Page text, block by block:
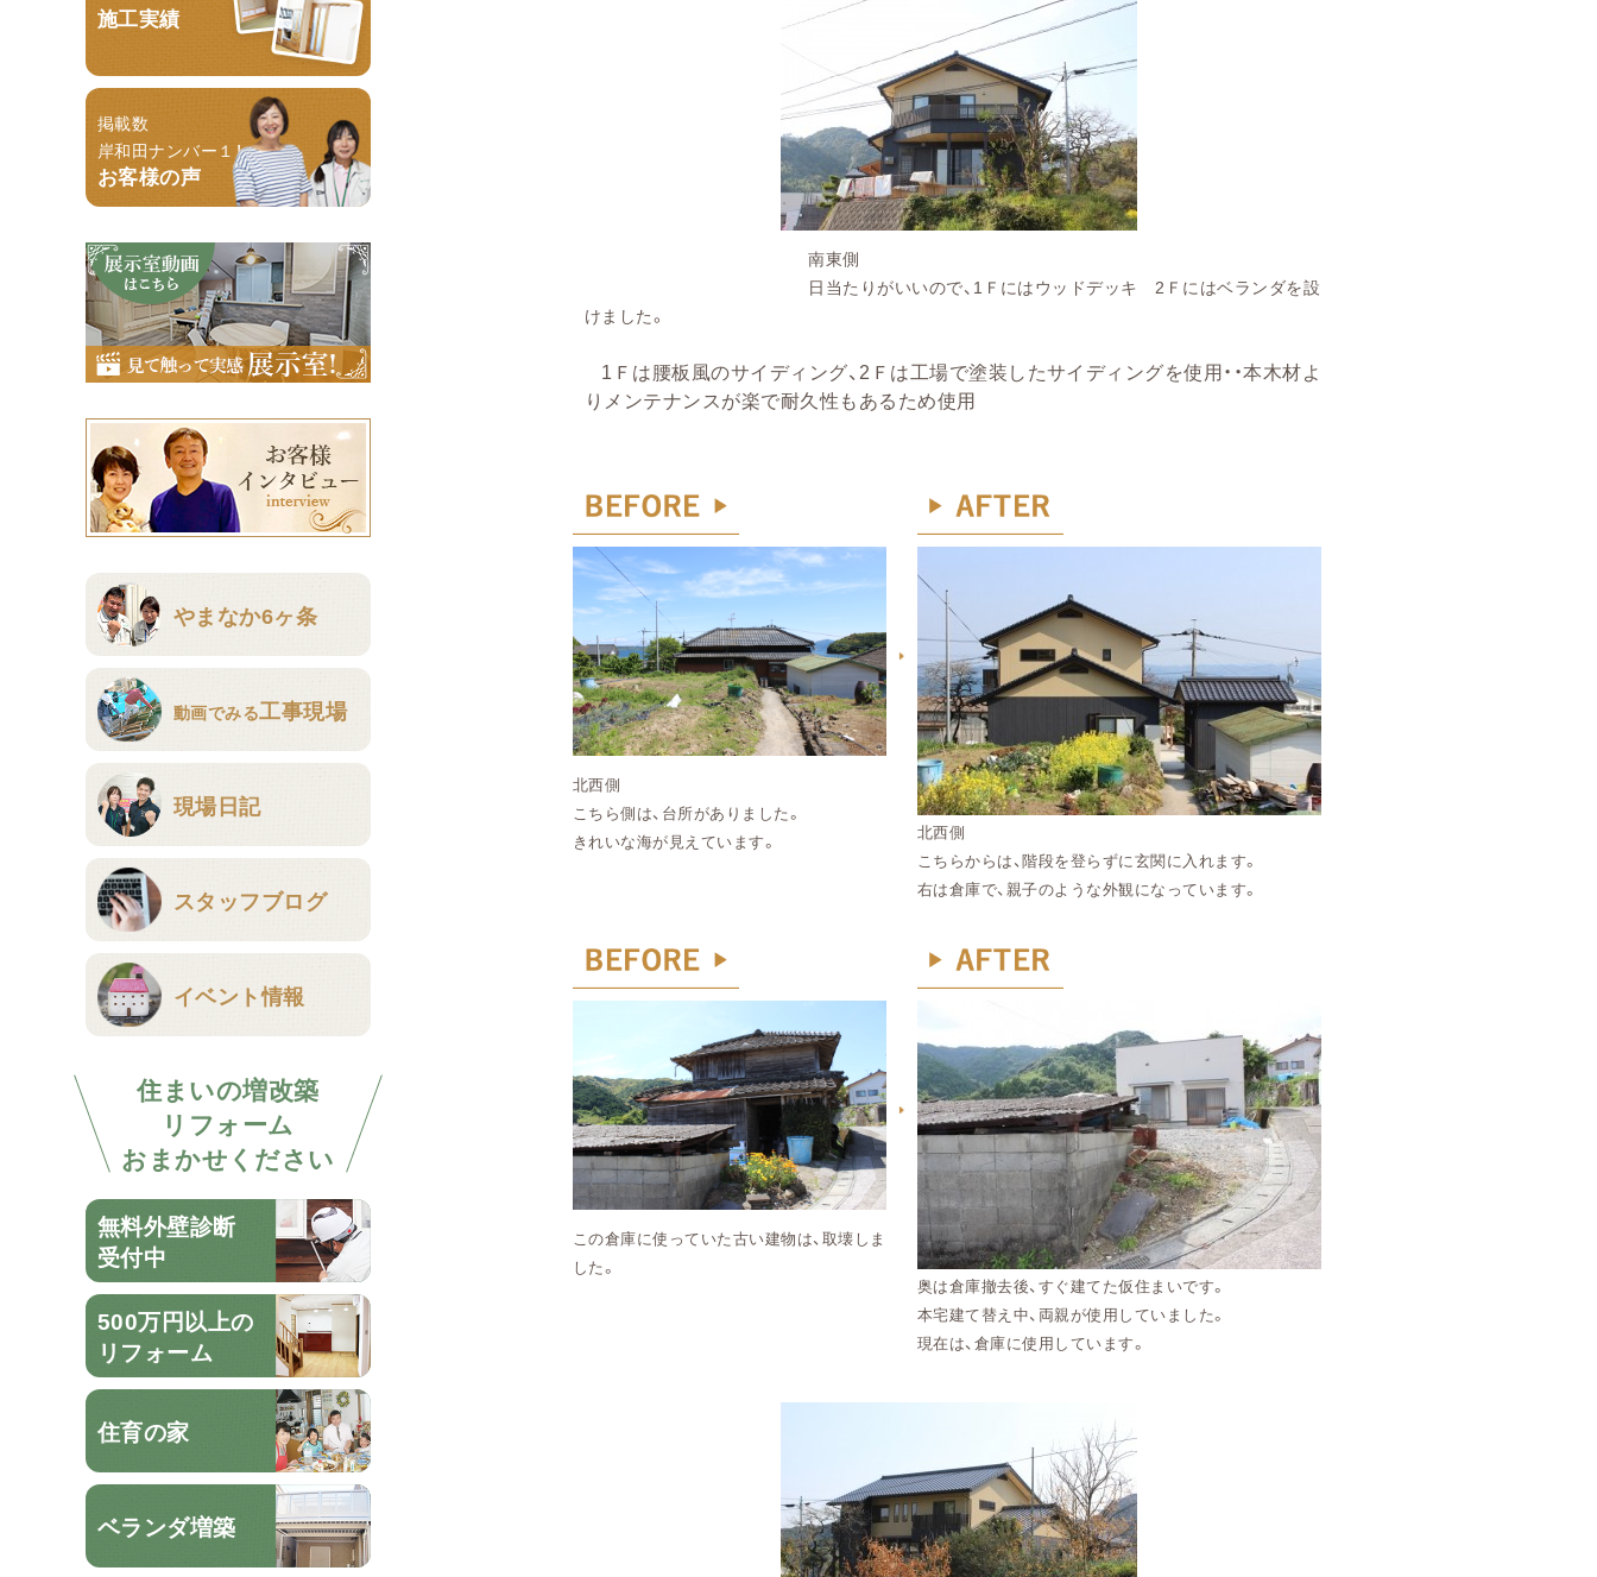
施工実績
掲載数
岸和田ナンバー１！
お客様の声
やまなか6ヶ条
動画でみる工事現場
現場日記
スタッフブログ
イベント情報
住まいの増改築
リフォーム
おまかせください
無料外壁診断
受付中
500万円以上の
リフォーム
住育の家
ベランダ増築
南東側
日当たりがいいので、1Ｆにはウッドデッキ 2Ｆにはベランダを設
けました。
1Ｆは腰板風のサイディング、2Ｆは工場で塗装したサイディングを使用・・本木材よ
りメンテナンスが楽で耐久性もあるため使用
北西側
こちら側は、台所がありました。
きれいな海が見えています。
北西側
こちらからは、階段を登らずに玄関に入れます。
右は倉庫で、親子のような外観になっています。
この倉庫に使っていた古い建物は、取壊しま
した。
奥は倉庫撤去後、すぐ建てた仮住まいです。
本宅建て替え中、両親が使用していました。
現在は、倉庫に使用しています。